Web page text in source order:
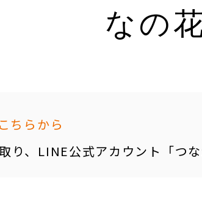
なの
ちらから
り、LINE公式アカウント「つ